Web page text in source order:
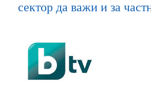
сектор да важи и за